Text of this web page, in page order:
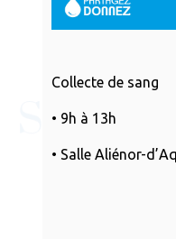
Collecte de sang
• 9h à 13h
• Salle Aliénor-